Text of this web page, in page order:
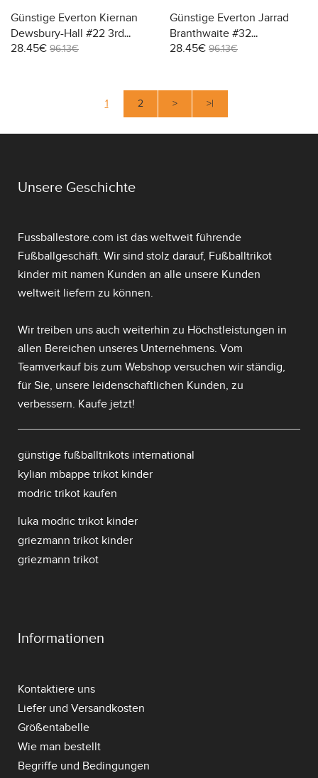
Günstige Everton Kiernan
Dewsbury-Hall #22 3rd
trikot Kinder 2025-26
28.45€ 96.13€
Günstige Everton Jarrad
Branthwaite #32
Heimtrikotsatz Kinder
28.45€ 96.13€
1 2 > >|
Unsere Geschichte
Fussballestore.com ist das weltweit führende
Fußballgeschäft. Wir sind stolz darauf, Fußballtrikot
kinder mit namen Kunden an alle unsere Kunden
weltweit liefern zu können.
Wir treiben uns auch weiterhin zu Höchstleistungen in
allen Bereichen unseres Unternehmens. Vom
Teamverkauf bis zum Webshop versuchen wir ständig,
für Sie, unsere leidenschaftlichen Kunden, zu
verbessern. Kaufe jetzt!
günstige fußballtrikots international
kylian mbappe trikot kinder
modric trikot kaufen
luka modric trikot kinder
griezmann trikot kinder
griezmann trikot
Informationen
Kontaktiere uns
Liefer und Versandkosten
Größentabelle
Wie man bestellt
Begriffe und Bedingungen